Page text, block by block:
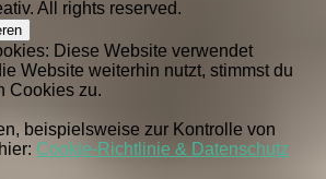
All rights reserved.
Diese Website verwendet
Website weiterhin nutzt, stimmst du
Cookies zu.
beispielsweise zur Kontrolle von
Cookie-Richtlinie & Datenschutz